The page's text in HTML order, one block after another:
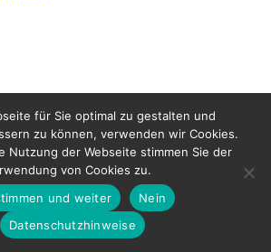
2026
für Sie optimal zu gestalten und
zu können, verwenden wir Cookies.
Nutzung der Webseite stimmen Sie der
von Cookies zu.
und weiter
Nein
Datenschutzhinweise